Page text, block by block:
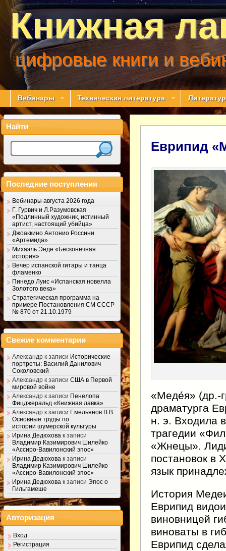
Книжная
цифровые книги и
Вебинары Техническая литература
Еврипид
«Меде́я» (др.-
драматурга
н. э. Входила
трагедии
«Жнецы».
постановок в
язык
История
Еврипид
виновницей
виноваты в
Еврипид
Найти
Последние поступления
Вебинары августа 2026 года
Г. Гурвич и Л.Разумовская
«Подлинный художник, истинный
артист, настоящий убийца»
Джоаккино Антонио Россини
«Артемида»
Михаэль Энде «Бесконечная
история»
Вечер испанской гитары и танца
фламенко
Пинедо Луис «Испанская новелла
Золотого века»
Стратегическая программа на
примере Постановления СМ СССР
№ 870 от 21.10.1979
Свежие комментарии
Александр к записи Исторические
портреты: Василий Данилович
Соколовский
Александр к записи США в Первой
мировой войне
Александр к записи Пенелопа
Фицджеральд «Книжная лавка»
Александр к записи Емельянов В.В.
Основные труды по
истории шумерской культуры
Ирина Дедюхова к записи
Владимир Казимирович Шилейко
«Ассиро-Вавилонский эпос»
Ирина Дедюхова к записи
Владимир Казимирович Шилейко
«Ассиро-Вавилонский эпос»
Ирина Дедюхова к записи Эпос о
Гильгамеше
Авторизация
Вход
Регистрация